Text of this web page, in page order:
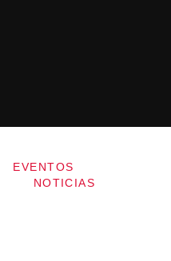
EVENTOS
NOTICIAS